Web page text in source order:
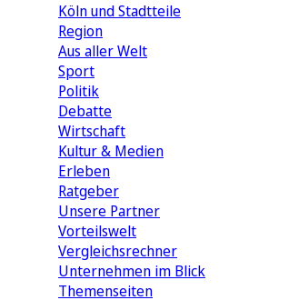
Köln und Stadtteile
Region
Aus aller Welt
Sport
Politik
Debatte
Wirtschaft
Kultur & Medien
Erleben
Ratgeber
Unsere Partner
Vorteilswelt
Vergleichsrechner
Unternehmen im Blick
Themenseiten